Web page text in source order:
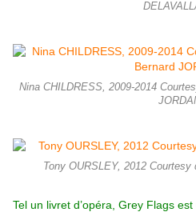
Nina CHILDRESS, 2009-2014
Tony OURSLEY, 2012
Tel un livret d’opéra, Grey Flags